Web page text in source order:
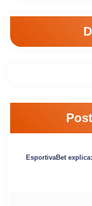
EsportivaBet